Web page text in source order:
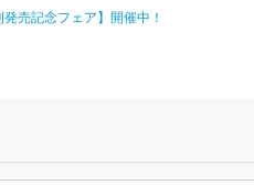
売記念フェア】開催中！